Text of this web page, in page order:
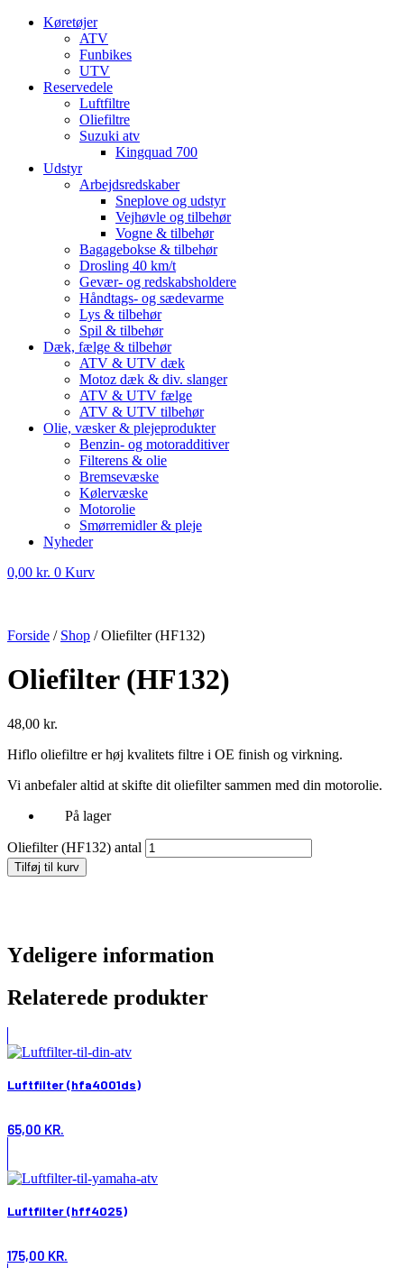
Køretøjer
ATV
Funbikes
UTV
Reservedele
Luftfiltre
Oliefiltre
Suzuki atv
Kingquad 700
Udstyr
Arbejdsredskaber
Sneplove og udstyr
Vejhøvle og tilbehør
Vogne & tilbehør
Bagagebokse & tilbehør
Drosling 40 km/t
Gevær- og redskabsholdere
Håndtags- og sædevarme
Lys & tilbehør
Spil & tilbehør
Dæk, fælge & tilbehør
ATV & UTV dæk
Motoz dæk & div. slanger
ATV & UTV fælge
ATV & UTV tilbehør
Olie, væsker & plejeprodukter
Benzin- og motoradditiver
Filterens & olie
Bremsevæske
Kølervæske
Motorolie
Smørremidler & pleje
Nyheder
0,00 kr. 0 Kurv
Forside / Shop /Oliefilter (HF132)
Oliefilter (HF132)
48,00 kr.
Hiflo oliefiltre er høj kvalitets filtre i OE finish og virkning.
Vi anbefaler altid at skifte dit oliefilter sammen med din motorolie.
På lager
Oliefilter (HF132) antal
Tilføj til kurv
Ydeligere information
Relaterede produkter
Luftfilter (hfa4001ds)
65,00 KR.
Luftfilter (hff4025)
175,00 KR.